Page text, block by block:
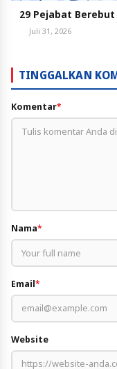
29 Pejabat
Juli 31, 2026
TINGGALKAN
Komentar*
Nama*
Email*
Website